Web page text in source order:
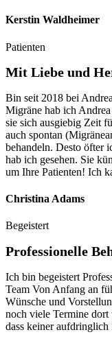
Kerstin Waldheimer
Patienten
Mit Liebe und
Bin seit 2018 bei
Migräne hab ich
sie sich ausgiebig Zeit
auch spontan
behandeln. Desto öfter
hab ich gesehen. Sie
um Ihre Patienten! Ich
Christina Adams
Begeistert
Professionelle
Ich bin begeistert
Team Von Anfang an
Wünsche und
noch viele Termine dort
dass keiner